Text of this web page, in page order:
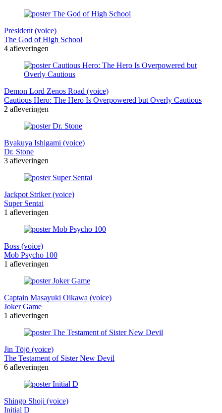
President (voice)
The God of High School
4 afleveringen
Demon Lord Zenos Road (voice)
Cautious Hero: The Hero Is Overpowered but Overly Cautious
2 afleveringen
Byakuya Ishigami (voice)
Dr. Stone
3 afleveringen
Jackpot Striker (voice)
Super Sentai
1 afleveringen
Boss (voice)
Mob Psycho 100
1 afleveringen
Captain Masayuki Oikawa (voice)
Joker Game
1 afleveringen
Jin Tōjō (voice)
The Testament of Sister New Devil
6 afleveringen
Shingo Shoji (voice)
Initial D